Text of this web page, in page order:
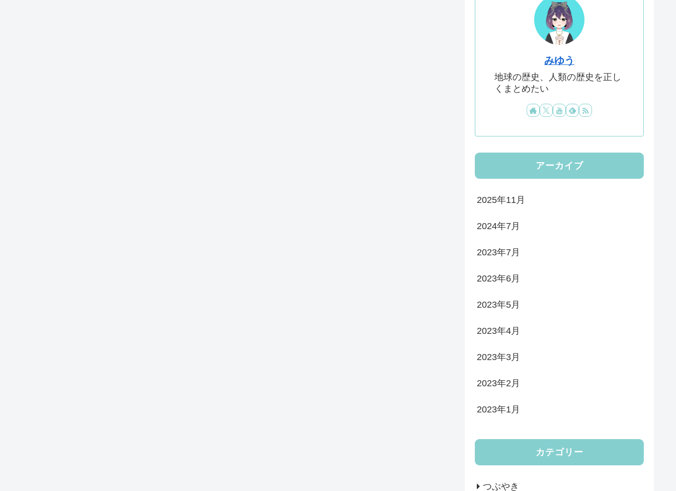
みゆう
地球の歴史、人類の歴史を正し
くまとめたい
アーカイブ
2025年11月
2024年7月
2023年7月
2023年6月
2023年5月
2023年4月
2023年3月
2023年2月
2023年1月
カテゴリー
つぶやき